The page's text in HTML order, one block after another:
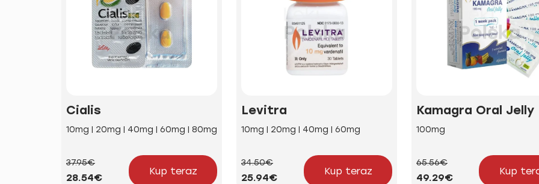
Cialis
10mg | 20mg | 40mg | 60mg | 80mg
37.95€
28.54€
Kup teraz
Levitra
10mg | 20mg | 40mg | 60mg
34.50€
25.94€
Kup teraz
Kamagra Oral Jelly
100mg
65.56€
49.29€
Kup